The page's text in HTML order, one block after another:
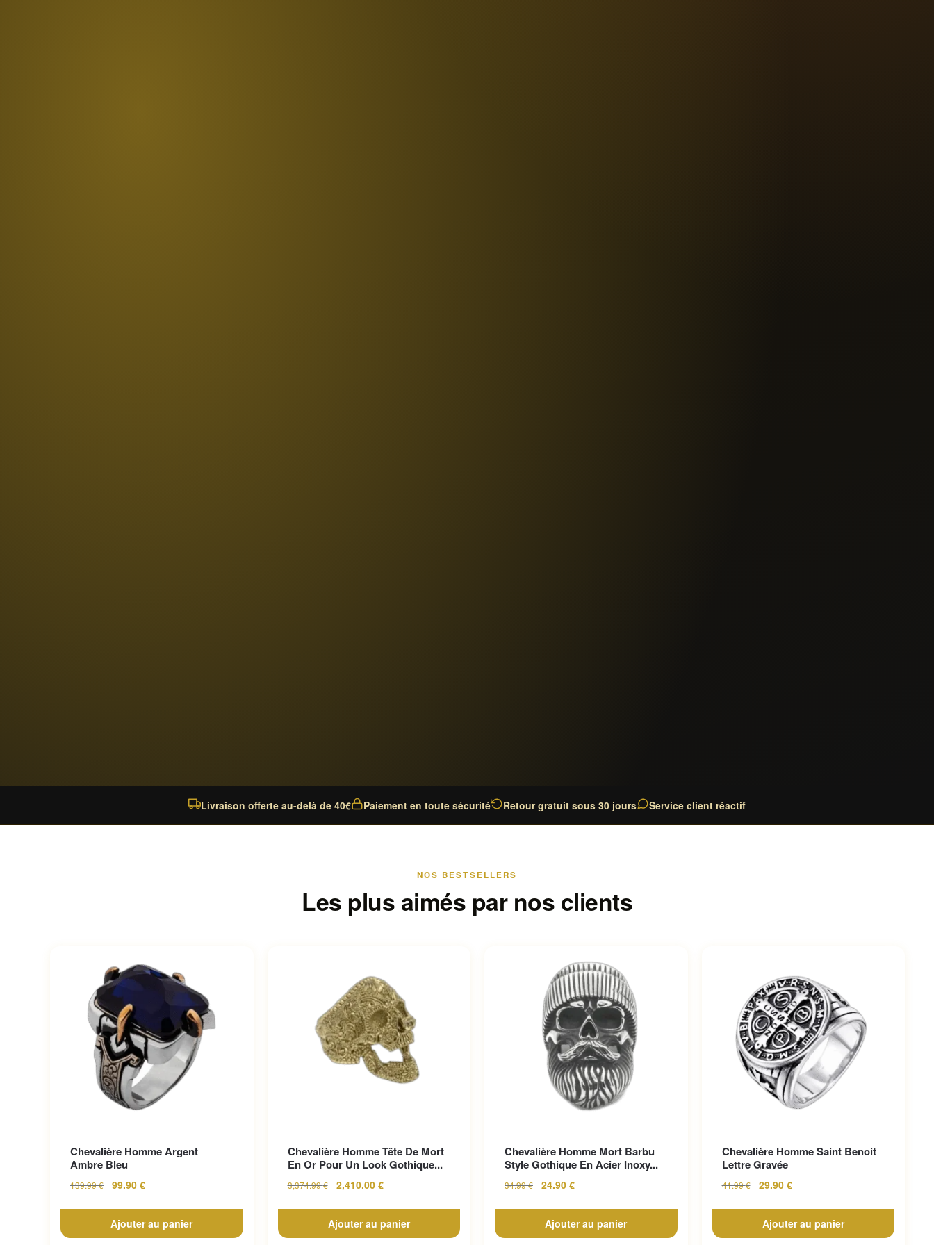
Livraison offerte au-delà de 40€ Paiement en toute sécurité Retour gratuit sous 30 jours Service client réactif
NOS BESTSELLERS
Les plus aimés par nos clients
Chevalière Homme Argent
Ambre Bleu
139.99€ 99.90 €
Ajouter au panier
Chevalière Homme Tête De Mort
En Or Pour Un Look Gothique...
3,374.99€ 2,410.00 €
Ajouter au panier
Chevalière Homme Mort Barbu
Style Gothique En Acier Inoxy...
34.99€ 24.90 €
Ajouter au panier
Chevalière Homme Saint Benoit
Lettre Gravée
41.99€ 29.90 €
Ajouter au panier